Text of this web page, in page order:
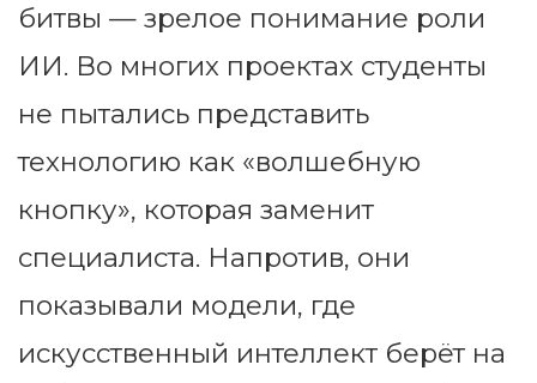
битвы — зрелое понимание роли
ИИ. Во многих проектах студенты
не пытались представить
технологию как «волшебную
кнопку», которая заменит
специалиста. Напротив, они
показывали модели, где
искусственный интеллект берёт на